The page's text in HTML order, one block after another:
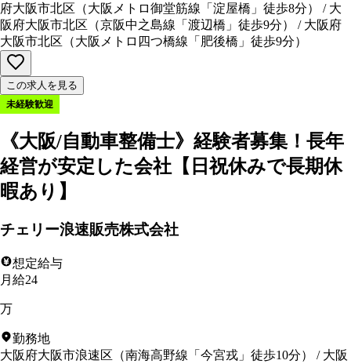
府大阪市北区 （大阪メトロ御堂筋線「淀屋橋」徒歩8分） / 大
阪府大阪市北区 （京阪中之島線「渡辺橋」徒歩9分） / 大阪府
大阪市北区 （大阪メトロ四つ橋線「肥後橋」徒歩9分）
この求人を見る
未経験歓迎
《大阪/自動車整備士》経験者募集！長年
経営が安定した会社【日祝休みで長期休
暇あり】
チェリー浪速販売株式会社
想定給与
月給24
万
勤務地
大阪府大阪市浪速区 （南海高野線「今宮戎」徒歩10分） / 大阪